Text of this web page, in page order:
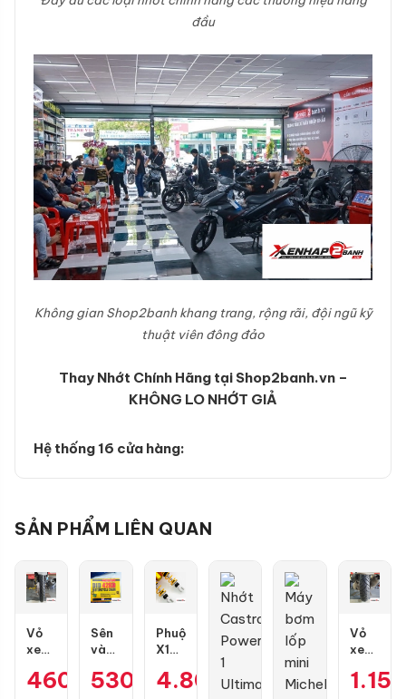
đầu
Không gian Shop2banh khang trang, rộng rãi, đội ngũ kỹ
thuật viên đông đảo
Thay Nhớt Chính Hãng tại Shop2banh.vn –
KHÔNG LO NHỚT GIẢ
Hệ thống 16 cửa hàng:
SẢN PHẨM LIÊN QUAN
Vỏ
xe
80/90-
460.000₫
Sên
vàng
9 ly
530.000₫
Phuộc
X1R
Pro
4.800.000 ₫
Vỏ
xe
Scoot